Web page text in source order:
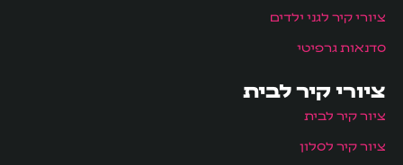
ציורי קיר לגני ילדים
סדנאות גרפיטי
ציורי קיר לבית
ציור קיר לבית
ציור קיר לסלון